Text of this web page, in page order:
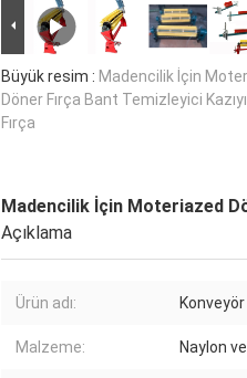
Büyük resim : Madencilik İçin
Döner Fırça Bant Temizleyici
Fırça
Madencilik İçin Moteriazed
Açıklama
Ürün adı:
Malzeme: Naylon